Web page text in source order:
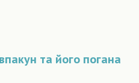
та його погана